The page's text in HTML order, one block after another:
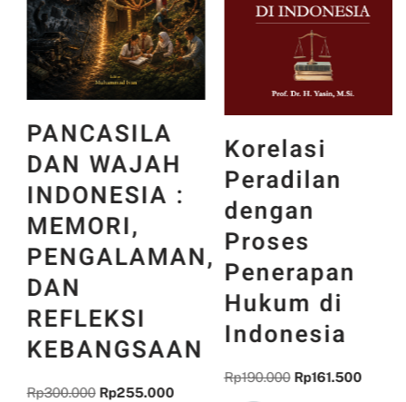
PANCASILA
DAN WAJAH
INDONESIA :
MEMORI,
PENGALAMAN,
DAN
REFLEKSI
KEBANGSAAN
Rp300.000 Rp255.000
Korelasi
Peradilan
dengan
Proses
Penerapan
Hukum di
Indonesia
Rp190.000 Rp161.500